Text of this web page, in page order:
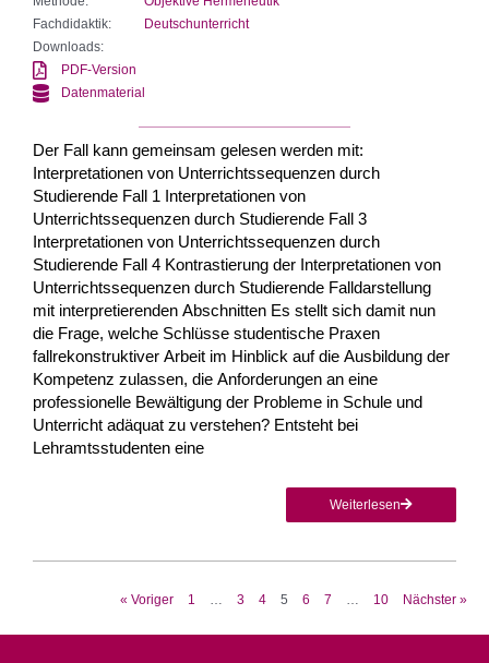
Fachdidaktik:
Deutschunterricht
Downloads:
PDF-Version
Datenmaterial
Der Fall kann gemeinsam gelesen werden mit:
Interpretationen von Unterrichtssequenzen durch
Studierende Fall 1 Interpretationen von
Unterrichtssequenzen durch Studierende Fall 3
Interpretationen von Unterrichtssequenzen durch
Studierende Fall 4 Kontrastierung der Interpretationen von
Unterrichtssequenzen durch Studierende Falldarstellung
mit interpretierenden Abschnitten Es stellt sich damit nun
die Frage, welche Schlüsse studentische Praxen
fallrekonstruktiver Arbeit im Hinblick auf die Ausbildung der
Kompetenz zu­lassen, die Anforderungen an eine
professionelle Bewältigung der Probleme in Schule und
Unterricht adäquat zu verstehen? Entsteht bei
Lehramtsstuden­ten eine
Weiterlesen
« Voriger 1 3 4 5 6 7 10 Nächster »